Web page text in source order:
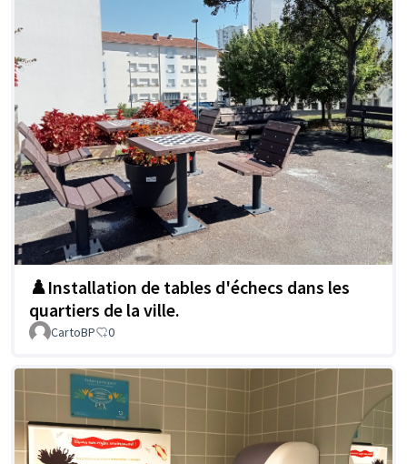
♟️Installation de tables d'échecs dans les
quartiers de la ville.
CartoBP 0